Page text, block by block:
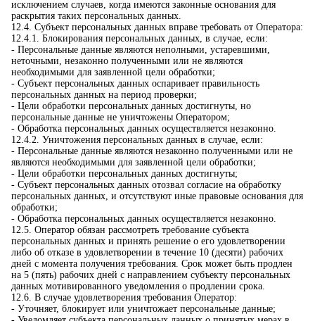
исключением случаев, когда имеются законные основания для
раскрытия таких персональных данных.
12.4. Субъект персональных данных вправе требовать от Оператора:
12.4.1. Блокирования персональных данных, в случае, если:
- Персональные данные являются неполными, устаревшими,
неточными, незаконно полученными или не являются
необходимыми для заявленной цели обработки;
- Субъект персональных данных оспаривает правильность
персональных данных на период проверки;
- Цели обработки персональных данных достигнуты, но
персональные данные не уничтожены Оператором;
- Обработка персональных данных осуществляется незаконно.
12.4.2. Уничтожения персональных данных в случае, если:
- Персональные данные являются незаконно полученными или не
являются необходимыми для заявленной цели обработки;
- Цели обработки персональных данных достигнуты;
- Субъект персональных данных отозвал согласие на обработку
персональных данных, и отсутствуют иные правовые основания для
обработки;
- Обработка персональных данных осуществляется незаконно.
12.5. Оператор обязан рассмотреть требование субъекта
персональных данных и принять решение о его удовлетворении
либо об отказе в удовлетворении в течение 10 (десяти) рабочих
дней с момента получения требования. Срок может быть продлен
на 5 (пять) рабочих дней с направлением субъекту персональных
данных мотивированного уведомления о продлении срока.
12.6. В случае удовлетворения требования Оператор:
- Уточняет, блокирует или уничтожает персональные данные;